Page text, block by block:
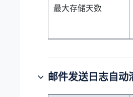
最大存储天数
邮件发送日志自动